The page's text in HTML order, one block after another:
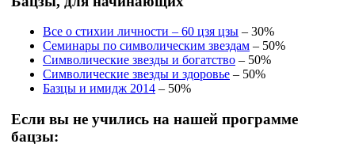
Все о стихии личности – 60 цзя цзы – 30%
Семинары по символическим звездам – 50%
Символические звезды и богатство – 50%
Символические звезды и здоровье – 50%
Базцы и имидж 2014 – 50%
Если вы не учились на нашей программе
бацзы: